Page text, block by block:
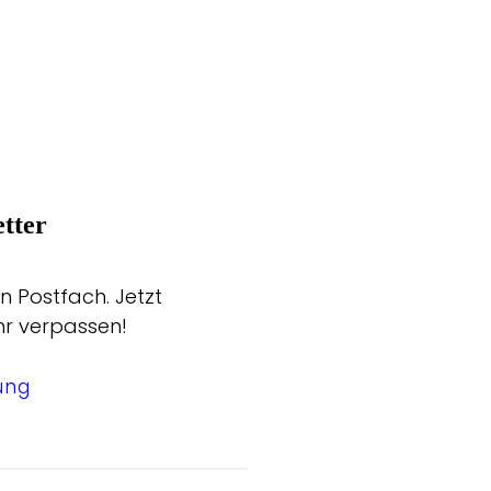
Postfach. Jetzt
verpassen!